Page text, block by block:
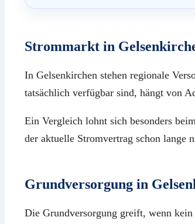
Strommarkt in
In Gelsenkirchen stehen regionale
tatsächlich verfügbar sind, hängt von
Ein Vergleich lohnt sich besonders
der aktuelle Stromvertrag schon lange
Grundversorgung in
Die Grundversorgung greift, wenn